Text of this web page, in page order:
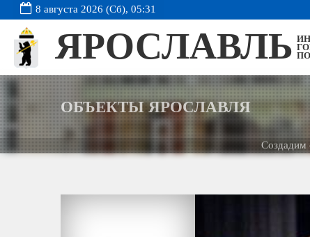
8 августа 2026 (Сб), 05:31
ЯРОСЛАВЛЬ
ОБЪЕКТЫ ЯРОСЛАВЛЯ
Создадим